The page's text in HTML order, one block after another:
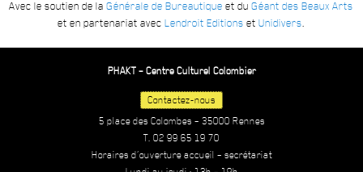
Avec le soutien de laGénérale de Bureautique et duGéant des Beaux Arts
et en partenariat avecLendroit Editions etUnidivers
PHAKT – Centre Culturel Colombier
Contactez-nous
5 place des Colombes – 35000 Rennes
T. 02 99 65 19 70
Horaires d’ouverture accueil – secrétariat